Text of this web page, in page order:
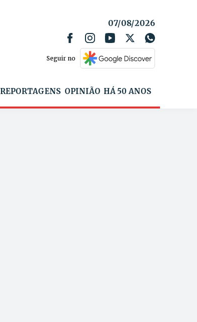
07/08/2026
Seguir no
REPORTAGENS OPINIÃO HÁ 50 ANOS